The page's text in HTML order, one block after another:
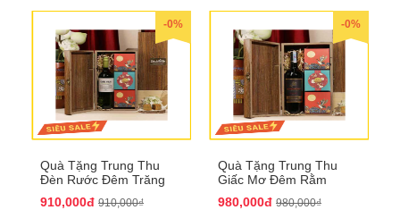
-0%
Quà Tặng Trung Thu
Đèn Rước Đêm Trăng
910,000đ 910,000₫
-0%
Quà Tặng Trung Thu
Giấc Mơ Đêm Rằm
980,000đ 980,000₫